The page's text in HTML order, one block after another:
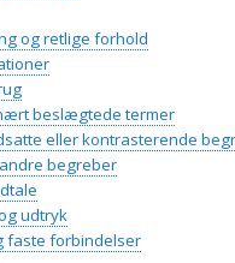
og retlige forhold
beslægtede termer
eller kontrasterende
begreber
udtryk
faste forbindelser